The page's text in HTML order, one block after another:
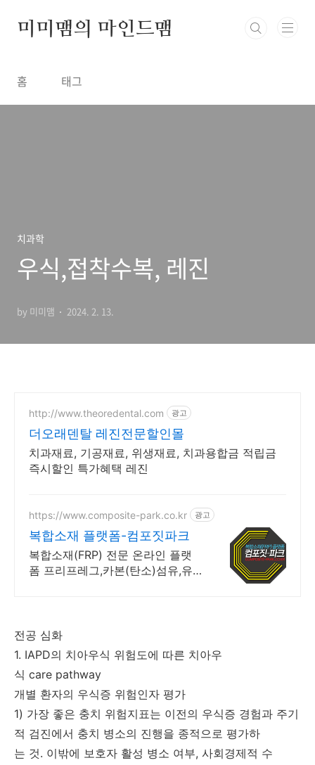
미미맴의 마인드맴
홈 태그
치과학
우식,접착수복, 레진
by 미미맴 2024. 2. 13.
http://www.theoredental.com 광고
더오래덴탈 레진전문할인몰
치과재료, 기공재료, 위생재료, 치과용합금 적립금
즉시할인 특가혜택 레진
https://www.composite-park.co.kr 광고
복합소재 플랫폼-컴포짓파크
복합소재(FRP) 전문 온라인 플랫
폼 프리프레그,카본(탄소)섬유,유
전공 심화
1. IAPD의 치아우식 위험도에 따른 치아우
식 care pathway
개별 환자의 우식증 위험인자 평가
1) 가장 좋은 충치 위험지표는 이전의 우식증 경험과 주기
적 검진에서 충치 병소의 진행을 종적으로 평가하
는 것. 이밖에 보호자 활성 병소 여부, 사회경제적 수